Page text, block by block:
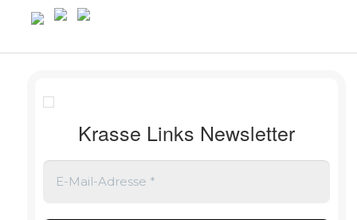
Krasse Links Newsletter